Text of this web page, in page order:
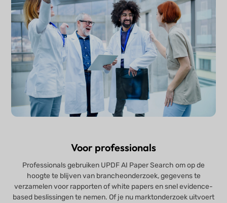
Voor professionals
Professionals gebruiken UPDF AI Paper Search om op de
hoogte te blijven van brancheonderzoek, gegevens te
verzamelen voor rapporten of white papers en snel evidence-
based beslissingen te nemen. Of je nu marktonderzoek uitvoert